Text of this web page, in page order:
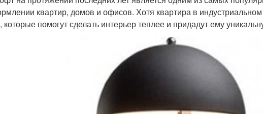
квартир, домов и офисов. Хотя квартира в индустриальном
помогут сделать интерьер теплее и придадут ему